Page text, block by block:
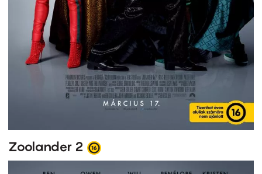
Zoolander 2